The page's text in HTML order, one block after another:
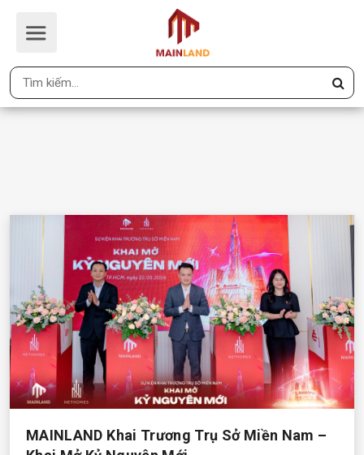
MAINLAND KHAI TRƯƠNG
MAINLAND Khai Trương
MAINLAND Khai Trương Trụ Sở Miền Nam –